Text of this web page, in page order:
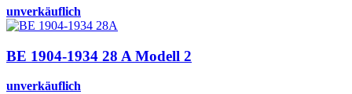
unverkäuflich
BE 1904-1934 28 A Modell 2
unverkäuflich